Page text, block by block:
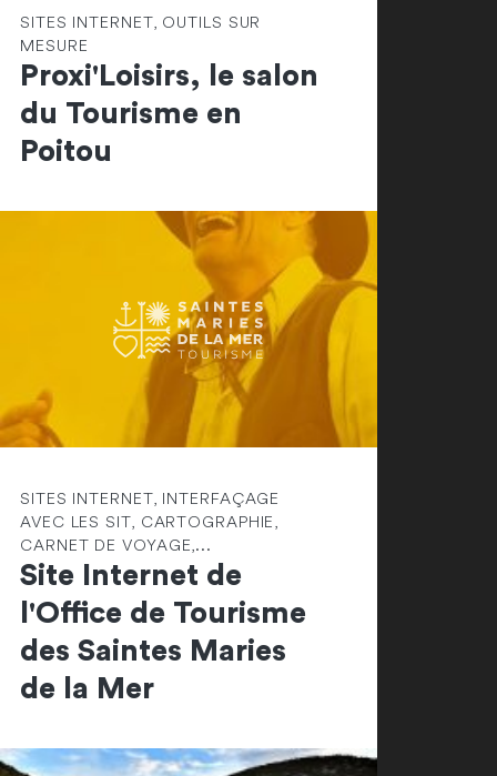
SITES INTERNET, OUTILS SUR
MESURE
Proxi'Loisirs, le salon
du Tourisme en
Poitou
SITES INTERNET, INTERFAÇAGE
AVEC LES SIT, CARTOGRAPHIE,
CARNET DE VOYAGE,...
Site Internet de
l'Office de Tourisme
des Saintes Maries
de la Mer